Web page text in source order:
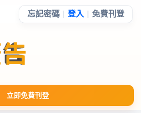
立即免費刊登
忘記密碼 登入 免費刊登